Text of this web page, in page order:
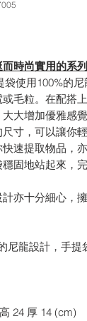
時尚實用的系
袋使用100%的
毛粒。在配搭
大增加優雅感覺
寸，可以讓你
速提取物品，
固地站起來，
亦十分細心，
尼龍設計，手
24 厚 14 (cm)